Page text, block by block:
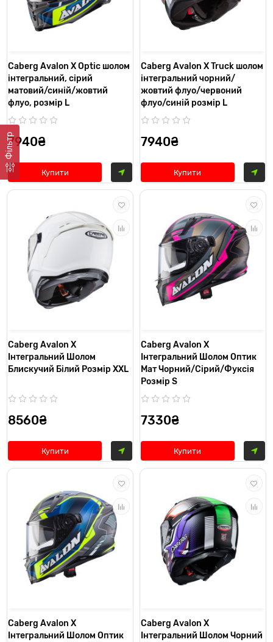
Фільтр
Caberg Avalon X Optic шолом
інтегральний, сірий
матовий/синій/жовтий
флуо, розмір L
7940₴
Купити
Caberg Avalon X Truck шолом
інтегральний чорний/
жовтий флуо/червоний
флуо/синій розмір L
7940₴
Купити
Caberg Avalon X
Інтегральний Шолом
Блискучий Білий Розмір XXL
8560₴
Купити
Caberg Avalon X
Інтегральний Шолом Оптик
Мат Чорний/Сірий/Фуксія
Розмір S
7330₴
Купити
Caberg Avalon X
Інтегральний Шолом Оптик
Caberg Avalon X
Інтегральний Шолом Чорний